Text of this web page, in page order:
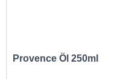
Provence Öl 250ml